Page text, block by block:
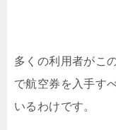
多くの利用者がこ
で航空券を入手す
いるわけです。